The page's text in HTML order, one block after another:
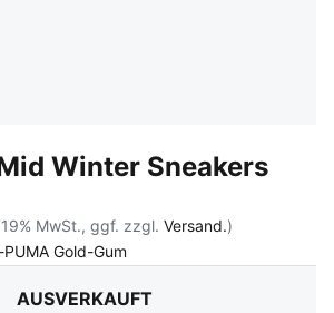
Winter Sneakers
MwSt., ggf. zzgl. Versand.)
Gold-Gum
AUSVERKAUFT